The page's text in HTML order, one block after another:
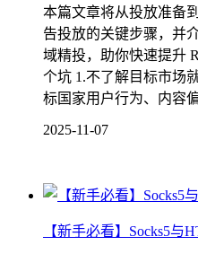
本篇文章将从投放准备
告投放的关键步骤，并
域精投，助你快速提升
个坑 1.不了解目标市场
标国家用户行为、内容
2025-11-07
【新手必看】Socks5与